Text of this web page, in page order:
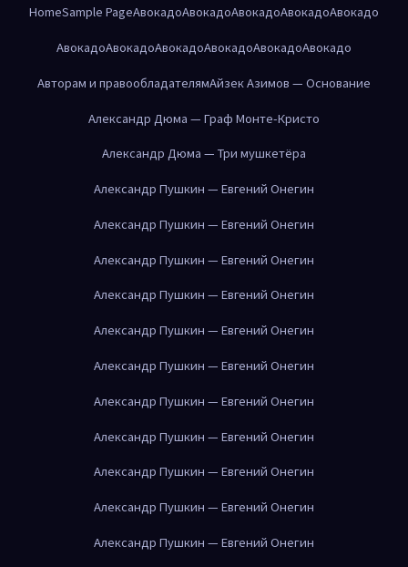
HomeSample PageАвокадоАвокадоАвокадоАвокадоАвокадо
АвокадоАвокадоАвокадоАвокадоАвокадоАвокадо
Авторам и правообладателямАйзек Азимов — Основание
Александр Дюма — Граф Монте-Кристо
Александр Дюма — Три мушкетёра
Александр Пушкин — Евгений Онегин
Александр Пушкин — Евгений Онегин
Александр Пушкин — Евгений Онегин
Александр Пушкин — Евгений Онегин
Александр Пушкин — Евгений Онегин
Александр Пушкин — Евгений Онегин
Александр Пушкин — Евгений Онегин
Александр Пушкин — Евгений Онегин
Александр Пушкин — Евгений Онегин
Александр Пушкин — Евгений Онегин
Александр Пушкин — Евгений Онегин